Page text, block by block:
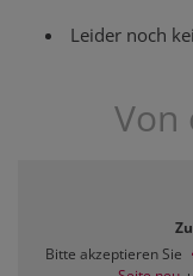
Leider noch
Von
Bitte akzeptieren Sie